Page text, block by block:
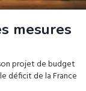
mesures
projet de budget
déficit de la France